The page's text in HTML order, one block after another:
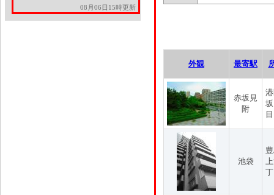
08月06日15時更新
外観 最寄駅
赤坂見
附
目
池袋